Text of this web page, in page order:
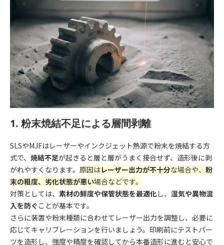
1. 粉末焼結不足による層間剥離
SLSやMJFはレーザーやインクジェット熱源で粉末を焼結する方
式で、 焼結不足が起きると層と層がうまく接合せず、造形後に剥
がれやすくなります。 原因はレーザー出力が不十分な場合や、 粉
末の粗度、劣化状態が悪い場合などです。
対策としては、 素材の鮮度や保管状態を最適化し、 湿気や異物混
入を防ぐ ことが基本です。
さらに装置や粉末種類に合わせてレーザー出力を調整し、必要に
応じてキャリブレーションを行いましょう。印刷前にテストパー
ツを造形し、強度や精度を確認してから本番造形に進むと安心で